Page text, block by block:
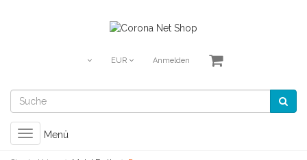
EUR Anmelden
Toggle
navigation
Menü